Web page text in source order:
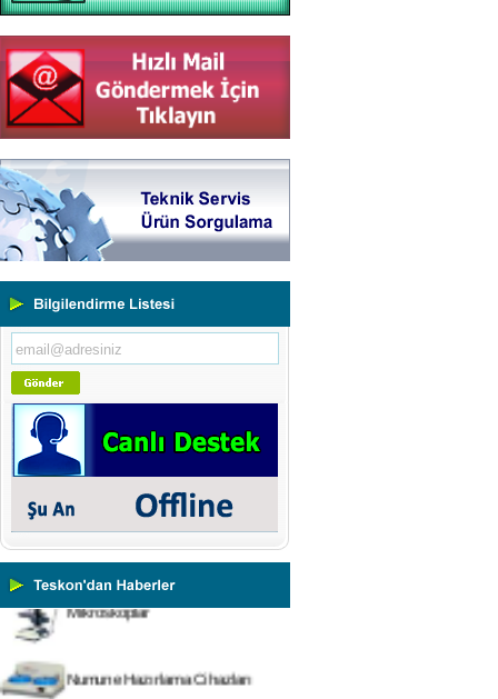
Yeni Binamıza TAŞINDIK
Portatif ve Tezgah Tipi Sertlik
Ölçüm Cihazları
Cihazları
Ultrasonik Kalınlık Ölçüm
Yüzey Pürüzlülük Ölçüm
Cihazları
Vİbrasyon Test Cihazları
Tork Ölçerler-Kuvvet Ölçerler
Mikroskoplar